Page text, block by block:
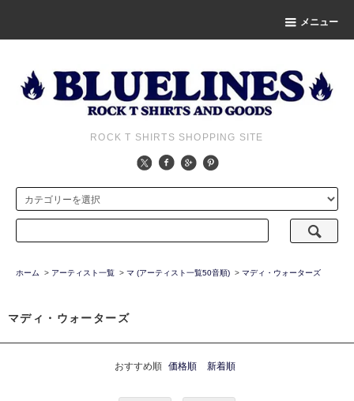
メニュー
ROCK T SHIRTS SHOPPING SITE
ホーム > アーティスト一覧 > マ (アーティスト一覧50音順) > マディ・ウォーターズ
マディ・ウォーターズ
おすすめ順 価格順 新着順